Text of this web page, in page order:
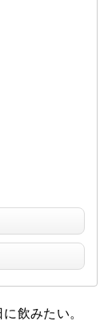
飲みたい。